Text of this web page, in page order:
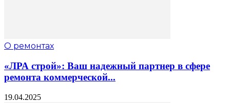
О ремонтах
«ЛРА строй»: Ваш надежный партнер в сфере
ремонта коммерческой...
19.04.2025